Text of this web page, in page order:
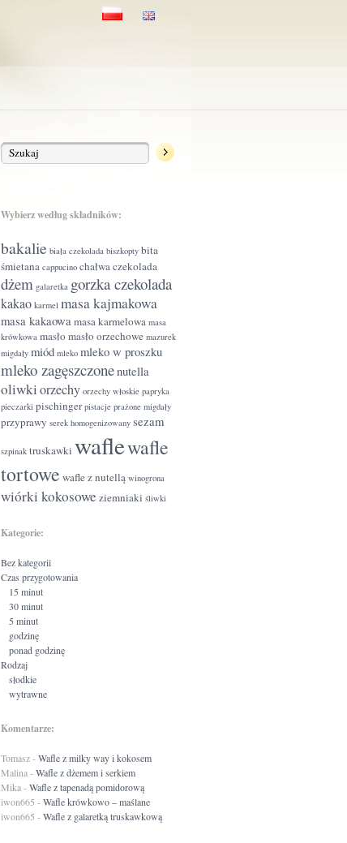
Wybierz według składników:
bakalie biała czekolada biszkopty bita
śmietana cappucino chałwaczekolada
dżem galaretka gorzka czekolada
kakao karmel masa kajmakowa
masa kakaowamasa karmelowa masa
krówkowa masło masło orzechowe mazurek
migdały miód mleko mleko w proszku
mleko zagęszczonenutella
oliwkiorzechy orzechy włoskie papryka
pieczarki pischinger pistacje prażone migdały
przyprawy serek homogenizowany sezam
szpinak truskawki waflewafle
tortowe wafle z nutellą winogrona
wiórki kokosowe ziemniaki śliwki
Kategorie:
Bez kategorii
Czas przygotowania
15 minut
30 minut
5 minut
godzinę
ponad godzinę
Rodzaj
słodkie
wytrawne
Komentarze:
Tomasz-Wafle z milky way i kokosem
Malina-Wafle z dżemem i serkiem
Mika-Wafle z tapenadą pomidorową
iwon665 -Wafle krówkowo – maślane
iwon665 -Wafle z galaretką truskawkową